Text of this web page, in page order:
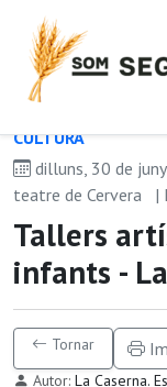
CULTURA
dilluns, 30 de
teatre de Cervera
|
Tallers
infants -
Tornar
Autor: La Caserna.